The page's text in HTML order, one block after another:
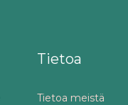
Tietoa
Tietoa meistä